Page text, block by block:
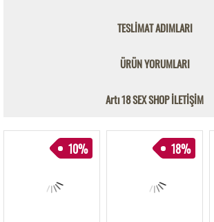
TESLİMAT ADIMLARI
ÜRÜN YORUMLARI
Artı 18 SEX SHOP İLETİŞİM
10% 18%